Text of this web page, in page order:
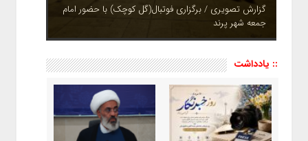
چشم نوازی بوستان های شهر پرند در فصل بهار + تصاویر
:: یادداشت